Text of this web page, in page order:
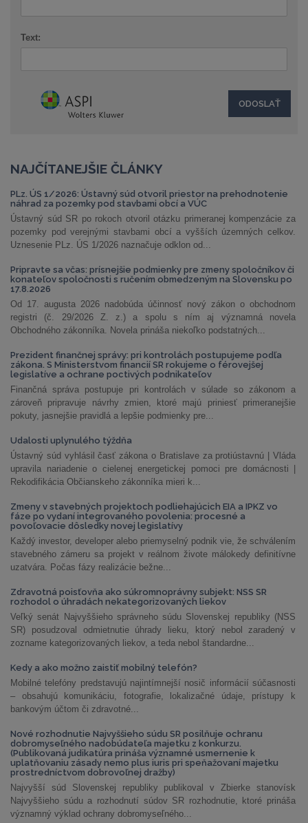
Text:
NAJČÍTANEJŠIE ČLÁNKY
PLz. ÚS 1/2026: Ústavný súd otvoril priestor na prehodnotenie
náhrad za pozemky pod stavbami obcí a VÚC
Ústavný súd SR po rokoch otvoril otázku primeranej kompenzácie za
pozemky pod verejnými stavbami obcí a vyšších územných celkov.
Uznesenie PLz. ÚS 1/2026 naznačuje odklon od...
Pripravte sa včas: prísnejšie podmienky pre zmeny spoločníkov či
konateľov spoločnosti s ručením obmedzeným na Slovensku po
17.8.2026
Od 17. augusta 2026 nadobúda účinnosť nový zákon o obchodnom
registri (č. 29/2026 Z. z.) a spolu s ním aj významná novela
Obchodného zákonníka. Novela prináša niekoľko podstatných...
Prezident finančnej správy: pri kontrolách postupujeme podľa
zákona. S Ministerstvom financií SR rokujeme o férovejšej
legislatíve a ochrane poctivých podnikateľov
Finančná správa postupuje pri kontrolách v súlade so zákonom a
zároveň pripravuje návrhy zmien, ktoré majú priniesť primeranejšie
pokuty, jasnejšie pravidlá a lepšie podmienky pre...
Udalosti uplynulého týždňa
Ústavný súd vyhlásil časť zákona o Bratislave za protiústavnú | Vláda
upravila nariadenie o cielenej energetickej pomoci pre domácnosti |
Rekodifikácia Občianskeho zákonníka mieri k...
Zmeny v stavebných projektoch podliehajúcich EIA a IPKZ vo
fáze po vydaní integrovaného povolenia: procesné a
povoľovacie dôsledky novej legislatívy
Každý investor, developer alebo priemyselný podnik vie, že schválením
stavebného zámeru sa projekt v reálnom živote málokedy definitívne
uzatvára. Počas fázy realizácie bežne...
Zdravotná poisťovňa ako súkromnoprávny subjekt: NSS SR
rozhodol o úhradách nekategorizovaných liekov
Veľký senát Najvyššieho správneho súdu Slovenskej republiky (NSS
SR) posudzoval odmietnutie úhrady lieku, ktorý nebol zaradený v
zozname kategorizovaných liekov, a teda nebol štandardne...
Kedy a ako možno zaistiť mobilný telefón?
Mobilné telefóny predstavujú najintímnejší nosič informácií súčasnosti
– obsahujú komunikáciu, fotografie, lokalizačné údaje, prístupy k
bankovým účtom či zdravotné...
Nové rozhodnutie Najvyššieho súdu SR posilňuje ochranu
dobromyseľného nadobúdateľa majetku z konkurzu.
(Publikovaná judikatúra prináša významné usmernenie k
uplatňovaniu zásady nemo plus iuris pri speňažovaní majetku
prostredníctvom dobrovoľnej dražby)
Najvyšší súd Slovenskej republiky publikoval v Zbierke stanovísk
Najvyššieho súdu a rozhodnutí súdov SR rozhodnutie, ktoré prináša
významný výklad ochrany dobromyseľného...